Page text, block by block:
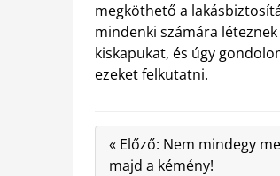
megköthető a
mindenki számára
kiskapukat, és úgy
ezeket felkutatni.
« Előző: Nem mindegy
majd a kémény!